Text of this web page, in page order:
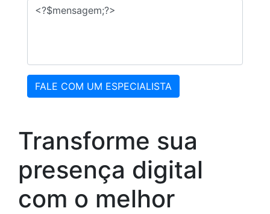
FALE COM UM ESPECIALISTA
Transforme sua
presença digital
com o melhor